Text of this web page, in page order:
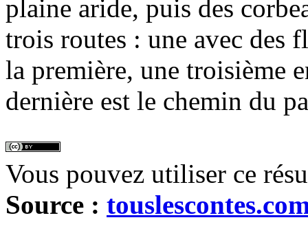
plaine aride, puis des
trois routes : une avec des
la première, une troisième
dernière est le chemin du
Vous pouvez utiliser ce
Source :